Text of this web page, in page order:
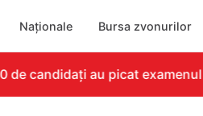
Naționale Bursa zvonurilor
candidați au picat examenul